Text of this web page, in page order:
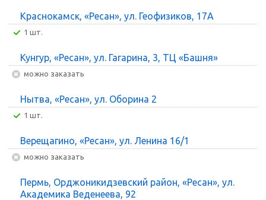
Краснокамск, «Ресан», ул. Геофизиков, 17А
1 шт.
Кунгур, «Ресан», ул. Гагарина, 3, ТЦ «Башня»
Можно заказать
Нытва, «Ресан», ул. Оборина 2
1 шт.
Верещагино, «Ресан», ул. Ленина 16/1
Можно заказать
Пермь, Орджоникидзевский район, «Ресан», ул.
Академика Веденеева, 92